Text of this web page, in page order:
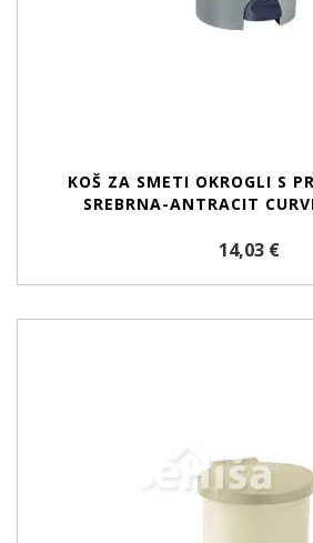
KOŠ ZA SMETI OKROGLI S
SREBRNA-ANTRACIT
14,03 €